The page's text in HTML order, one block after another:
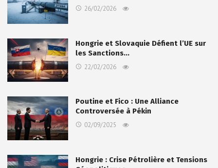
26/02/2026
Hongrie et Slovaquie Défient l’UE sur
les Sanctions…
22/02/2026
Poutine et Fico : Une Alliance
Controversée à Pékin
02/09/2025
Hongrie : Crise Pétrolière et Tensions